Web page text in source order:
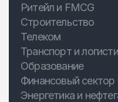
Ритейл и FMCG
Строительство
Телеком
Транспорт и
Образование
Финансовый сектор
Энергетика и